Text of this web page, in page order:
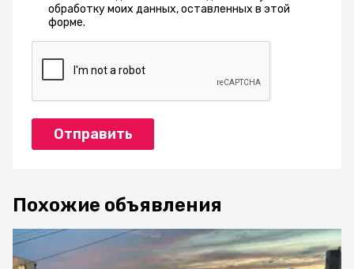
обработку моих данных, оставленных в этой
форме.
Отправить
Похожие объявления